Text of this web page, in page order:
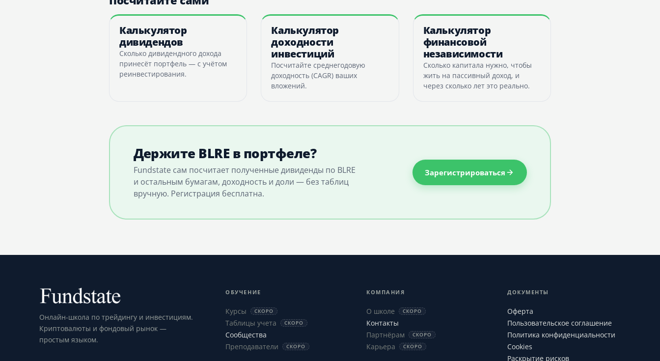
Калькулятор
дивидендов
Сколько дивидендного дохода
принесёт портфель — с учётом
реинвестирования.
Калькулятор
доходности
инвестиций
Посчитайте среднегодовую
доходность (CAGR) ваших
вложений.
Калькулятор
финансовой
независимости
Сколько капитала нужно, чтобы
жить на пассивный доход, и
через сколько лет это реально.
Держите BLRE в портфеле?
Fundstate сам посчитает полученные дивиденды по BLRE
и остальным бумагам, доходность и доли — без таблиц
вручную. Регистрация бесплатна.
Зарегистрироваться
Онлайн-школа по трейдингу и инвестициям.
Криптовалюты и фондовый рынок —
простым языком.
ОБУЧЕНИЕ
Курсы СКОРО
Таблицы учета СКОРО
Сообщества
Преподаватели
СКОРО
КОМПАНИЯ
О школе СКОРО
Контакты
Партнёрам
СКОРО
Карьера СКОРО
ДОКУМЕНТЫ
Оферта
Пользовательское соглашение
Политика конфиденциальности
Cookies
Раскрытие рисков